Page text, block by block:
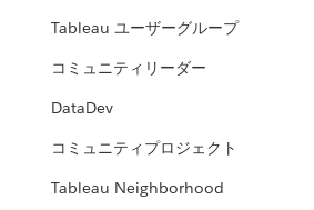
Tableau ユーザーグループ
コミュニティリーダー
DataDev
コミュニティプロジェクト
Tableau Neighborhood